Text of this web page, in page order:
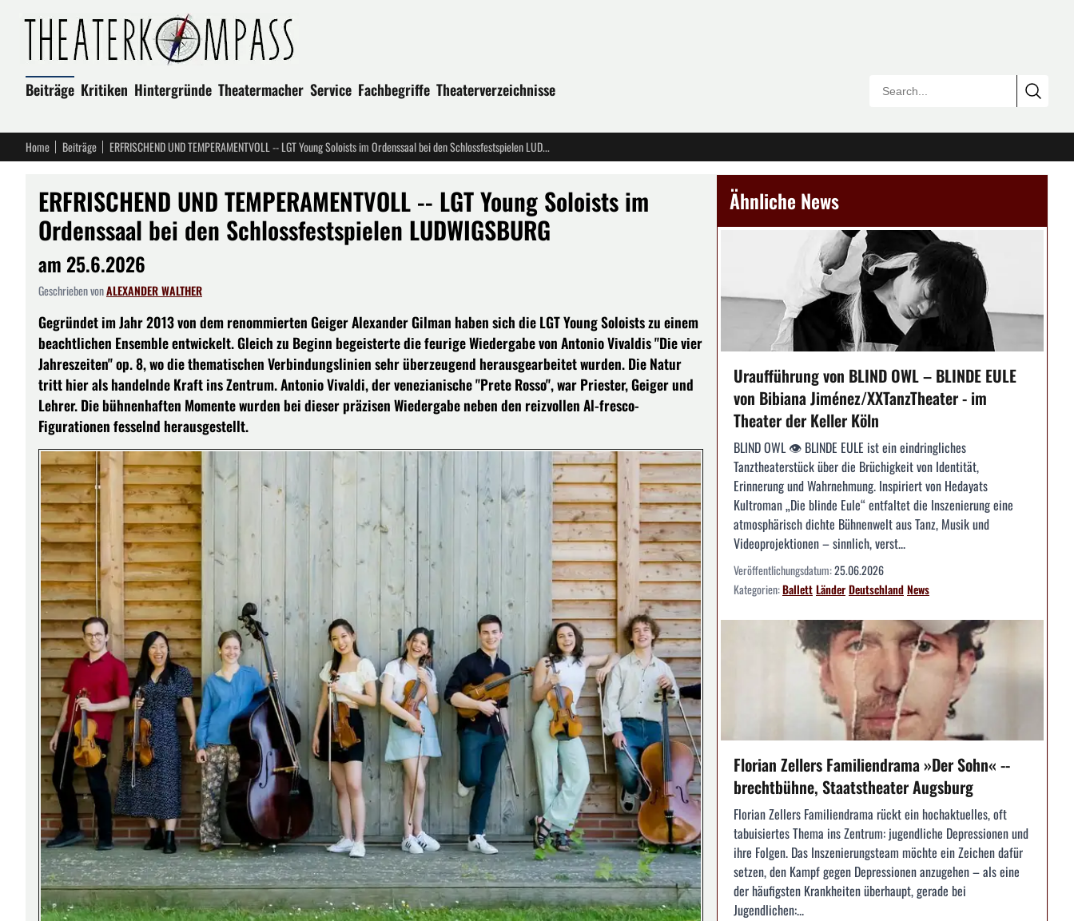
Beiträge Kritiken Hintergründe Theatermacher Service Fachbegriffe Theaterverzeichnisse
Home Beiträge ERFRISCHEND UND TEMPERAMENTVOLL -- LGT Young Soloists im Ordenssaal bei den Schlossfestspielen LUDWIGSBURG
ERFRISCHEND UND TEMPERAMENTVOLL -- LGT Young Soloists im
Ordenssaal bei den Schlossfestspielen LUDWIGSBURG
am 25.6.2026
Geschrieben vonALEXANDER WALTHER
Gegründet im Jahr 2013 von dem renommierten Geiger Alexander Gilman haben sich die LGT Young Soloists zu einem
beachtlichen Ensemble entwickelt. Gleich zu Beginn begeisterte die feurige Wiedergabe von Antonio Vivaldis "Die vier
Jahreszeiten" op. 8, wo die thematischen Verbindungslinien sehr überzeugend herausgearbeitet wurden. Die Natur
tritt hier als handelnde Kraft ins Zentrum. Antonio Vivaldi, der venezianische "Prete Rosso", war Priester, Geiger und
Lehrer. Die bühnenhaften Momente wurden bei dieser präzisen Wiedergabe neben den reizvollen Al-fresco-
Figurationen fesselnd herausgestellt.
Ähnliche News
Uraufführung von BLIND OWL – BLINDE EULE
von Bibiana Jiménez/XXTanzTheater - im
Theater der Keller Köln
BLIND OWL 👁️ BLINDE EULE ist ein eindringliches
Tanztheaterstück über die Brüchigkeit von Identität,
Erinnerung und Wahrnehmung. Inspiriert von Hedayats
Kultroman „Die blinde Eule“ entfaltet die Inszenierung eine
atmosphärisch dichte Bühnenwelt aus Tanz, Musik und
Videoprojektionen – sinnlich, verst...
Veröffentlichungsdatum:25.06.2026
Kategorien:BallettLänderDeutschlandNews
Florian Zellers Familiendrama »Der Sohn« --
brechtbühne, Staatstheater Augsburg
Florian Zellers Familiendrama rückt ein hochaktuelles, oft
tabuisiertes Thema ins Zentrum: jugendliche Depressionen und
ihre Folgen. Das Inszenierungsteam möchte ein Zeichen dafür
setzen, den Kampf gegen Depressionen anzugehen – als eine
der häufigsten Krankheiten überhaupt, gerade bei
Jugendlichen:...